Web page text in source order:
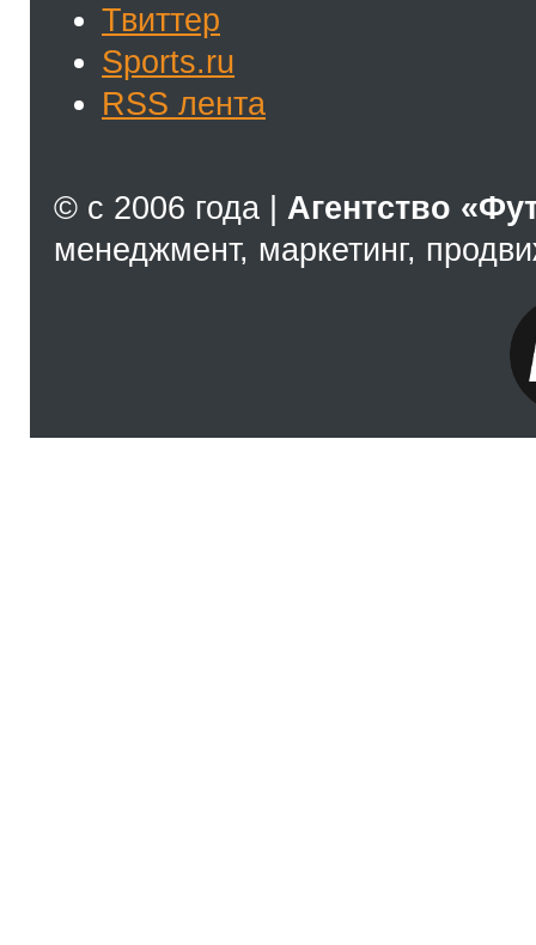
Твиттер
Sports.ru
RSS лента
© с 2006 года | Агентство
менеджмент, маркетинг,